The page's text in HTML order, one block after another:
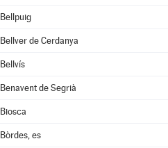
Bellpuig
Bellver de Cerdanya
Bellvís
Benavent de Segrià
Biosca
Bòrdes, es